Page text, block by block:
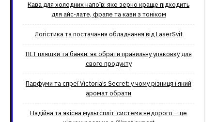
Кава для холодних напоїв: яке зерно краще підходить
для айс-лате, фрапе та кави з тоніком
Логістика та постачання обладнання від LaserSvit
ПЕТ пляшки та банки: як обрати правильну упаковку для
свого продукту
Парфуми та спреї Victoria’s Secret: у чому різниця і який
аромат обрати
Надійна та якісна мультспліт-система недорого – це